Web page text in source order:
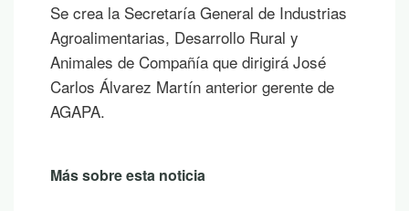
Se crea la Secretaría General de Industrias
Agroalimentarias, Desarrollo Rural y
Animales de Compañía que dirigirá José
Carlos Álvarez Martín anterior gerente de
AGAPA.
Más sobre esta noticia